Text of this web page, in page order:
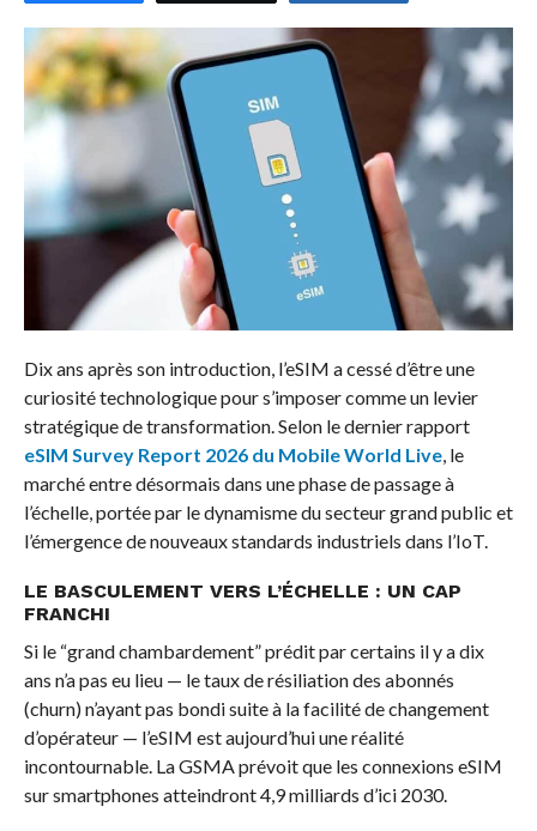
Dix ans après son introduction, l’eSIM a cessé d’être une
curiosité technologique pour s’imposer comme un levier
stratégique de transformation. Selon le dernier rapport
eSIM Survey Report 2026 du Mobile World Live, le
marché entre désormais dans une phase de passage à
l’échelle, portée par le dynamisme du secteur grand public et
l’émergence de nouveaux standards industriels dans l’IoT.
LE BASCULEMENT VERS L’ÉCHELLE : UN CAP
FRANCHI
Si le “grand chambardement” prédit par certains il y a dix
ans n’a pas eu lieu — le taux de résiliation des abonnés
(churn) n’ayant pas bondi suite à la facilité de changement
d’opérateur — l’eSIM est aujourd’hui une réalité
incontournable. La GSMA prévoit que les connexions eSIM
sur smartphones atteindront 4,9 milliards d’ici 2030.